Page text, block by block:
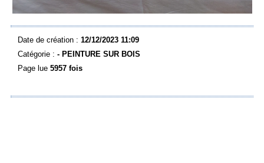
Date de création : 12/12/2023 11:09
Catégorie : - PEINTURE SUR BOIS
Page lue 5957 fois